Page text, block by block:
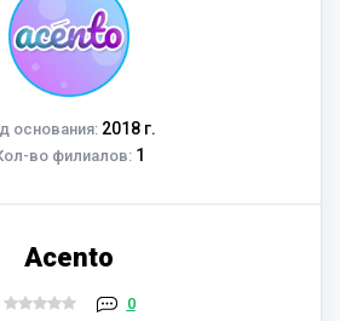
основания: 2018 г.
во филиалов:1
Acento
0